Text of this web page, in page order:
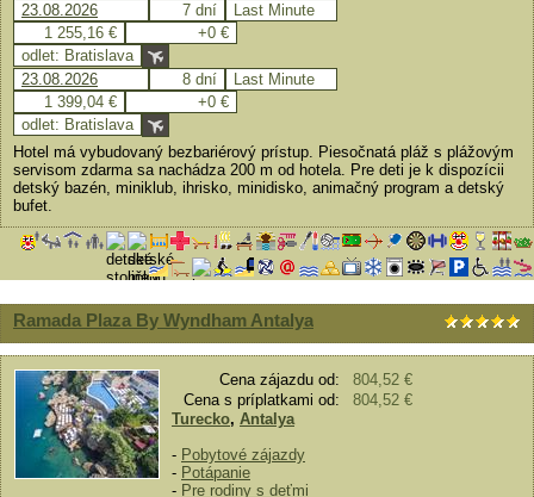
23.08.2026
7 dní
Last Minute
1 255,16 €
+0 €
odlet: Bratislava
23.08.2026
8 dní
Last Minute
1 399,04 €
+0 €
odlet: Bratislava
Hotel má vybudovaný bezbariérový prístup. Piesočnatá pláž s plážovým
servisom zdarma sa nachádza 200 m od hotela. Pre deti je k dispozícii
detský bazén, miniklub, ihrisko, minidisko, animačný program a detský
bufet.
Ramada Plaza By Wyndham Antalya
Cena zájazdu od:
804,52 €
Cena s príplatkami od:
804,52 €
Turecko, Antalya
- Pobytové zájazdy
- Potápanie
- Pre rodiny s deťmi